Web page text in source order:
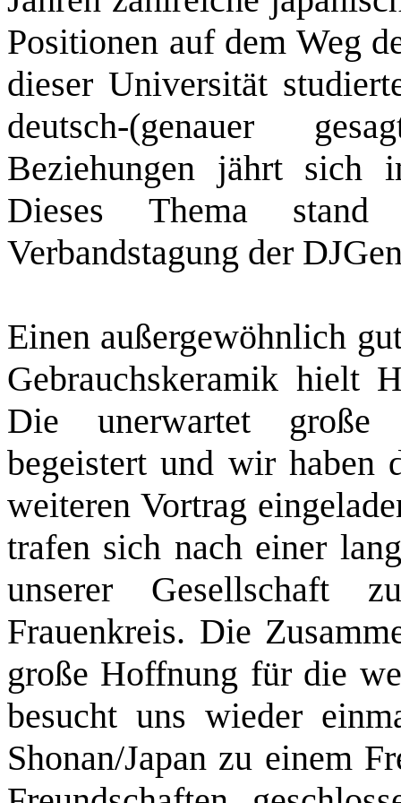
Positionen auf dem Weg
dieser Universität
deutsch-(genauer
Beziehungen jährt sich
Dieses Thema
Verbandstagung der
Einen außergewöhnlich
Gebrauchskeramik hielt
Die unerwartet große
begeistert und wir haben
weiteren Vortrag
trafen sich nach einer
unserer Gesellschaft
Frauenkreis. Die
große Hoffnung für die
besucht uns wieder
Shonan/Japan zu einem